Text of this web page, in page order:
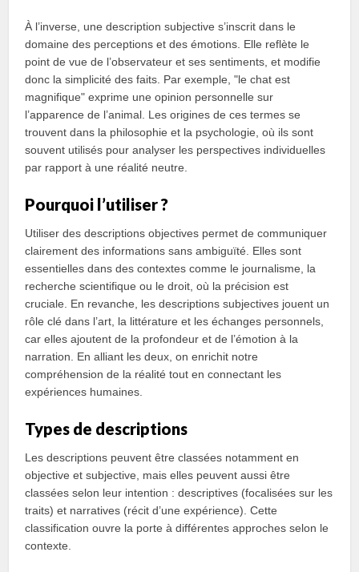
À l’inverse, une description subjective s’inscrit dans le
domaine des perceptions et des émotions. Elle reflète le
point de vue de l’observateur et ses sentiments, et modifie
donc la simplicité des faits. Par exemple, "le chat est
magnifique" exprime une opinion personnelle sur
l’apparence de l’animal. Les origines de ces termes se
trouvent dans la philosophie et la psychologie, où ils sont
souvent utilisés pour analyser les perspectives individuelles
par rapport à une réalité neutre.
Pourquoi l’utiliser ?
Utiliser des descriptions objectives permet de communiquer
clairement des informations sans ambiguïté. Elles sont
essentielles dans des contextes comme le journalisme, la
recherche scientifique ou le droit, où la précision est
cruciale. En revanche, les descriptions subjectives jouent un
rôle clé dans l’art, la littérature et les échanges personnels,
car elles ajoutent de la profondeur et de l’émotion à la
narration. En alliant les deux, on enrichit notre
compréhension de la réalité tout en connectant les
expériences humaines.
Types de descriptions
Les descriptions peuvent être classées notamment en
objective et subjective, mais elles peuvent aussi être
classées selon leur intention : descriptives (focalisées sur les
traits) et narratives (récit d’une expérience). Cette
classification ouvre la porte à différentes approches selon le
contexte.